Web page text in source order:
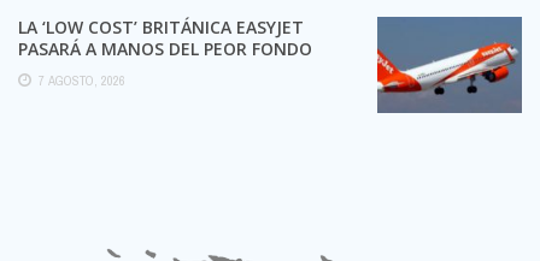
LA ‘LOW COST’ BRITÁNICA EASYJET
PASARÁ A MANOS DEL PEOR FONDO
POSIBLE:
7 AGOSTO, 2026